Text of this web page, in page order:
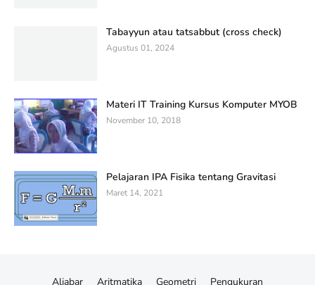
Tabayyun atau tatsabbut (cross check)
Agustus 01, 2024
Materi IT Training Kursus Komputer MYOB
November 10, 2018
Pelajaran IPA Fisika tentang Gravitasi
Maret 14, 2021
Aljabar Aritmatika Geometri Pengukuran